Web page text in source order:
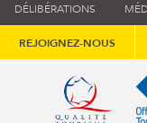
DÉLIBÉRATIONS
REJOIGNEZ-NOUS
Qualité